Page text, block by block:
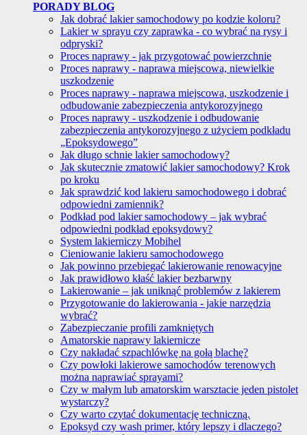
PORADY BLOG
Jak dobrać lakier samochodowy po kodzie koloru?
Lakier w sprayu czy zaprawka - co wybrać na rysy i
odpryski?
Proces naprawy - jak przygotować powierzchnie
Proces naprawy - naprawa miejscowa, niewielkie
uszkodzenie
Proces naprawy - naprawa miejscowa, uszkodzenie i
odbudowanie zabezpieczenia antykorozyjnego
Proces naprawy - uszkodzenie i odbudowanie
zabezpieczenia antykorozyjnego z użyciem podkładu
„Epoksydowego”
Jak długo schnie lakier samochodowy?
Jak skutecznie zmatowić lakier samochodowy? Krok
po kroku
Jak sprawdzić kod lakieru samochodowego i dobrać
odpowiedni zamiennik?
Podkład pod lakier samochodowy – jak wybrać
odpowiedni podkład epoksydowy?
System lakierniczy Mobihel
Cieniowanie lakieru samochodowego
Jak powinno przebiegać lakierowanie renowacyjne
Jak prawidłowo kłaść lakier bezbarwny
Lakierowanie – jak uniknąć problemów z lakierem
Przygotowanie do lakierowania - jakie narzędzia
wybrać?
Zabezpieczanie profili zamkniętych
Amatorskie naprawy lakiernicze
Czy nakładać szpachlówkę na gołą blachę?
Czy powłoki lakierowe samochodów terenowych
można naprawiać sprayami?
Czy w małym lub amatorskim warsztacie jeden pistolet
wystarczy?
Czy warto czytać dokumentację techniczną.
Epoksyd czy wash primer, który lepszy i dlaczego?